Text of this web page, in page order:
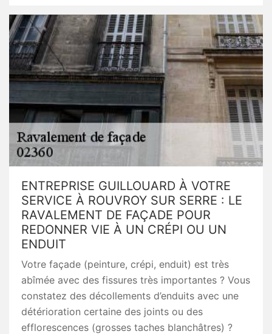
ENTREPRISE GUILLOUARD À VOTRE
SERVICE À ROUVROY SUR SERRE : LE
RAVALEMENT DE FAÇADE POUR
REDONNER VIE À UN CRÉPI OU UN
ENDUIT
Votre façade (peinture, crépi, enduit) est très
abîmée avec des fissures très importantes ? Vous
constatez des décollements d’enduits avec une
détérioration certaine des joints ou des
efflorescences (grosses taches blanchâtres) ?